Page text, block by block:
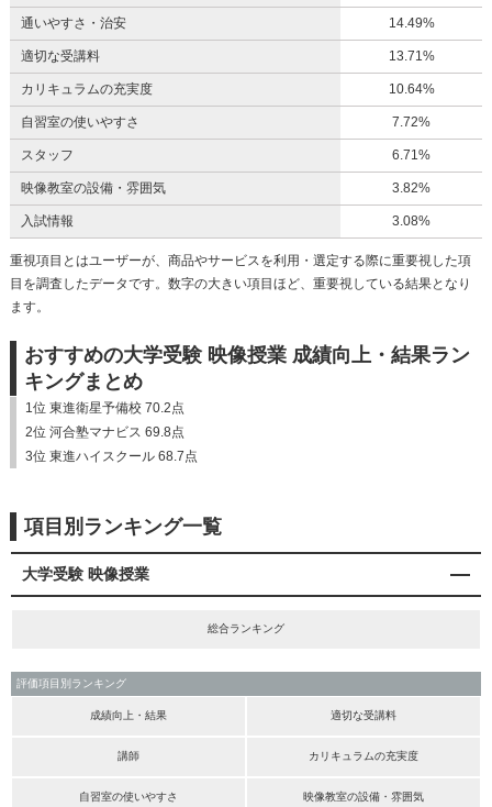
通いやすさ・治安 14.49%
適切な受講料 13.71%
カリキュラムの充実度 10.64%
自習室の使いやすさ 7.72%
スタッフ 6.71%
映像教室の設備・雰囲気 3.82%
入試情報 3.08%
重視項目とはユーザーが、商品やサービスを利用・選定する際に重要視した項
目を調査したデータです。数字の大きい項目ほど、重要視している結果となり
ます。
おすすめの大学受験 映像授業 成績向上・結果ラン
キングまとめ
1位 東進衛星予備校 70.2点
2位 河合塾マナビス 69.8点
3位 東進ハイスクール 68.7点
項目別ランキング一覧
大学受験 映像授業
総合ランキング
評価項目別ランキング
成績向上・結果 適切な受講料
講師 カリキュラムの充実度
自習室の使いやすさ 映像教室の設備・雰囲気